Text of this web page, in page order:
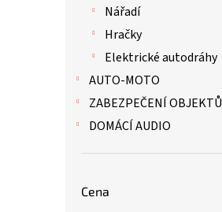
Nářadí
Hračky
Elektrické autodráhy
AUTO-MOTO
ZABEZPEČENÍ OBJEKTŮ
DOMÁCÍ AUDIO
Cena